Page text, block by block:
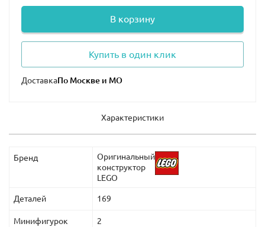
В корзину
Купить в один клик
Доставка
Характеристики
Бренд
Оригинальный
конструктор
LEGO
Деталей 169
Минифигурок 2